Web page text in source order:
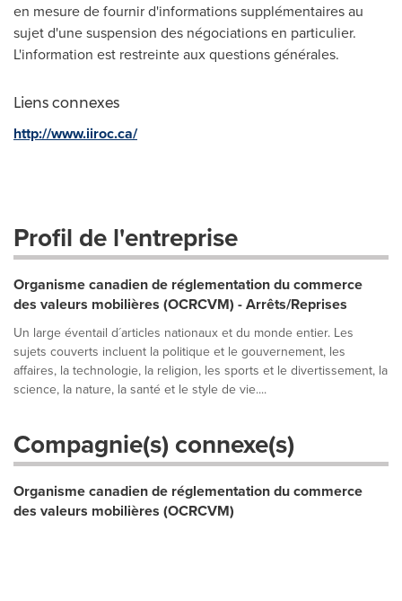
en mesure de fournir d'informations supplémentaires au
sujet d'une suspension des négociations en particulier.
L'information est restreinte aux questions générales.
Liens connexes
http://www.iiroc.ca/
Profil de l'entreprise
Organisme canadien de réglementation du commerce
des valeurs mobilières (OCRCVM) - Arrêts/Reprises
Un large éventail d´articles nationaux et du monde entier. Les
sujets couverts incluent la politique et le gouvernement, les
affaires, la technologie, la religion, les sports et le divertissement, la
science, la nature, la santé et le style de vie....
Compagnie(s) connexe(s)
Organisme canadien de réglementation du commerce
des valeurs mobilières (OCRCVM)